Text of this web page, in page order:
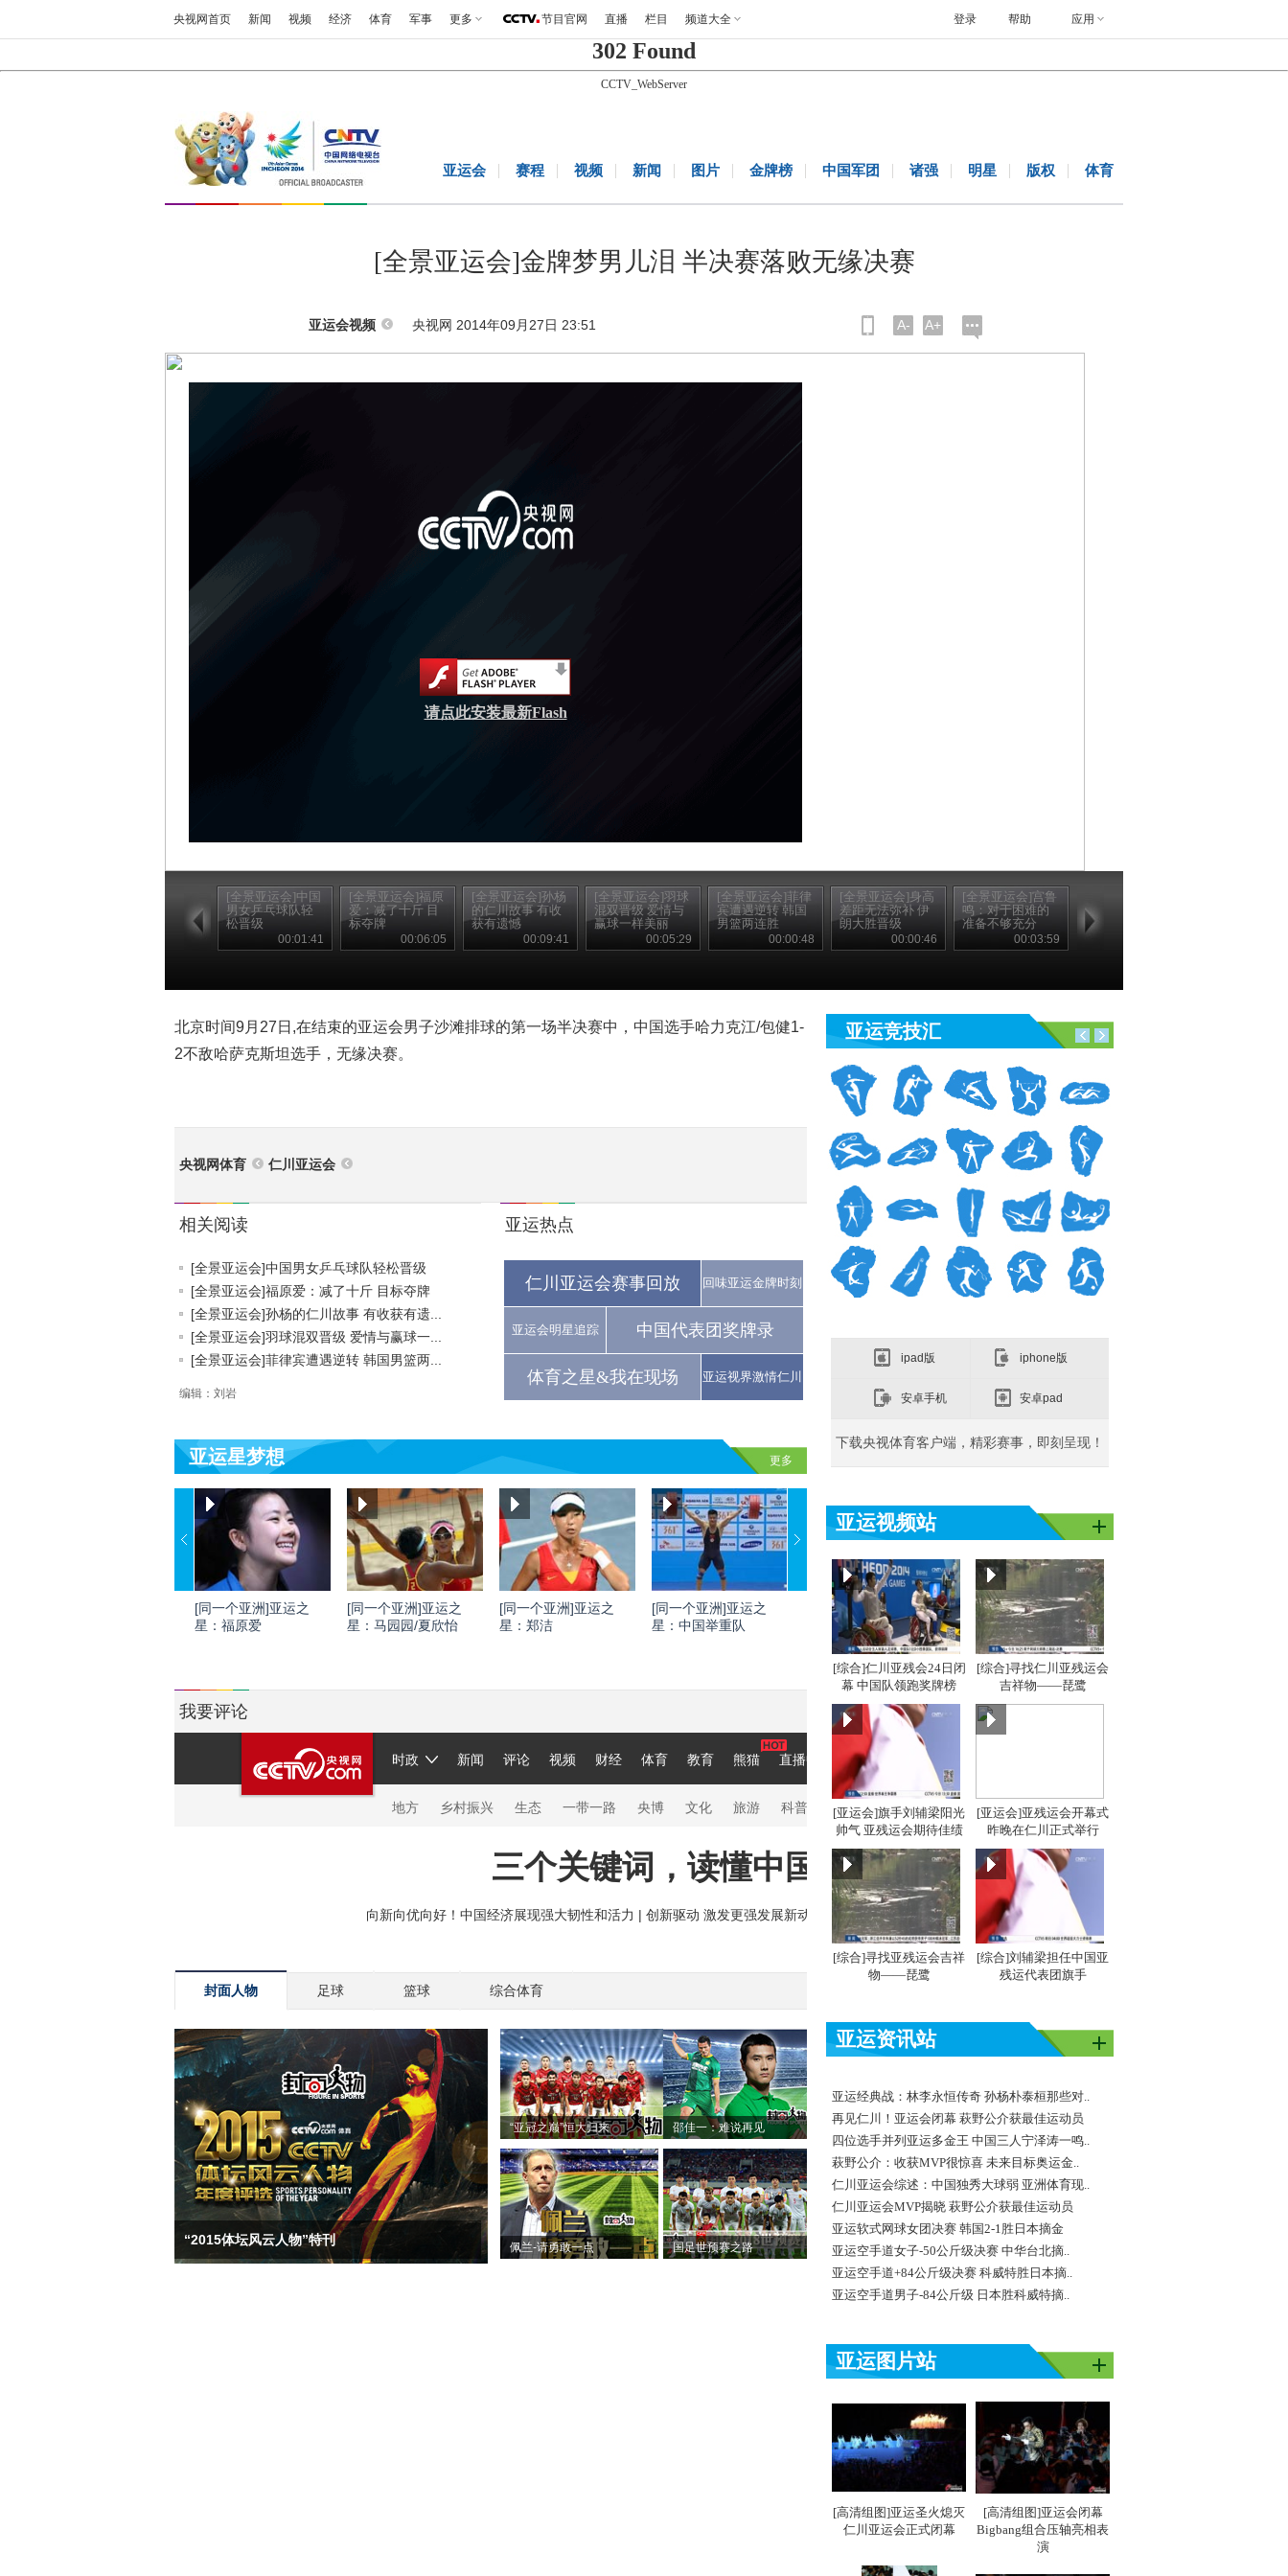
央视网首页 新闻 视频 经济 体育 军事 更多 节目官网 直播 栏目 频道大全 帮助 应用
登录
302 Found
CCTV_WebServer
亚运会 赛程 视频 新闻 图片 金牌榜 中国军团 诸强 明星 版权 体育
[全景亚运会]金牌梦男儿泪 半决赛落败无缘决赛
亚运会视频 央视网 2014年09月27日 23:51 A- A+
请点此安装最新Flash
[全景亚运会]中国
男女乒乓球队轻
松晋级
00:01:41
[全景亚运会]福原
爱：减了十斤 目
标夺牌
00:06:05
[全景亚运会]孙杨
的仁川故事 有收
获有遗憾
00:09:41
[全景亚运会]羽球
混双晋级 爱情与
赢球一样美丽
00:05:29
[全景亚运会]菲律
宾遭遇逆转 韩国
男篮两连胜
00:00:48
[全景亚运会]身高
差距无法弥补 伊
朗大胜晋级
00:00:46
[全景亚运会]宫鲁
鸣：对于困难的
准备不够充分
00:03:59
北京时间9月27日,在结束的亚运会男子沙滩排球的第一场半决赛中，中国选手哈力克江/包健1-
2不敌哈萨克斯坦选手，无缘决赛。
央视网体育 仁川亚运会
相关阅读
[全景亚运会]中国男女乒乓球队轻松晋级
[全景亚运会]福原爱：减了十斤 目标夺牌
[全景亚运会]孙杨的仁川故事 有收获有遗...
[全景亚运会]羽球混双晋级 爱情与赢球一...
[全景亚运会]菲律宾遭遇逆转 韩国男篮两...
编辑：刘岩
亚运热点
仁川亚运会赛事回放 回味亚运金牌时刻
亚运会明星追踪 中国代表团奖牌录
体育之星&我在现场 亚运视界激情仁川
亚运星梦想 更多
[同一个亚洲]亚运之
星：福原爱
[同一个亚洲]亚运之
星：马园园/夏欣怡
[同一个亚洲]亚运之
星：郑洁
[同一个亚洲]亚运之
星：中国举重队
[同一个亚洲]亚运之
星：刘灏
[同一个亚洲]亚运之
星：吴敏霞
我要评论
封面人物 足球 篮球 综合体育
“2015体坛风云人物”特刊
“亚冠之巅”恒大归来 邵佳一：难说再见
佩兰-请勇敢一点 国足世预赛之路
亚运竞技汇
ipad版 iphone版
安卓手机 安卓pad
下载央视体育客户端，精彩赛事，即刻呈现！
亚运视频站
[综合]仁川亚残会24日闭
幕 中国队领跑奖牌榜
[综合]寻找仁川亚残运会
吉祥物——琵鹭
[亚运会]旗手刘辅梁阳光
帅气 亚残运会期待佳绩
[亚运会]亚残运会开幕式
昨晚在仁川正式举行
[综合]寻找亚残运会吉祥
物——琵鹭
[综合]刘辅梁担任中国亚
残运代表团旗手
亚运资讯站
亚运经典战：林李永恒传奇 孙杨朴泰桓那些对..
再见仁川！亚运会闭幕 萩野公介获最佳运动员
四位选手并列亚运多金王 中国三人宁泽涛一鸣..
萩野公介：收获MVP很惊喜 未来目标奥运金..
仁川亚运会综述：中国独秀大球弱 亚洲体育现..
仁川亚运会MVP揭晓 萩野公介获最佳运动员
亚运软式网球女团决赛 韩国2-1胜日本摘金
亚运空手道女子-50公斤级决赛 中华台北摘..
亚运空手道+84公斤级决赛 科威特胜日本摘..
亚运空手道男子-84公斤级 日本胜科威特摘..
亚运图片站
[高清组图]亚运圣火熄灭
仁川亚运会正式闭幕
[高清组图]亚运会闭幕
Bigbang组合压轴亮相表
演